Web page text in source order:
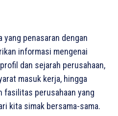
penasaran dengan
informasi mengenai
dan sejarah perusahaan,
masuk kerja, hingga
fasilitas perusahaan yang
kita simak bersama-sama.